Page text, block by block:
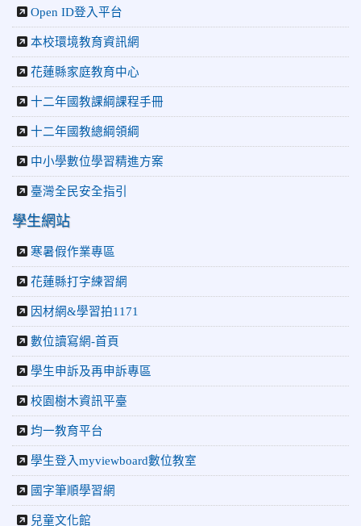
2026-04-30 讓愛閃閃發光！中正國小「小老闆大市集」愛心
捐助光復國小
Open ID登入平台
本校環境教育資訊網
花蓮縣家庭教育中心
十二年國教課綱課程手冊
十二年國教總綱領綱
中小學數位學習精進方案
臺灣全民安全指引
學生網站
寒暑假作業專區
花蓮縣打字練習網
因材網&學習拍1171
數位讀寫網-首頁
學生申訴及再申訴專區
校園樹木資訊平臺
均一教育平台
學生登入myviewboard數位教室
國字筆順學習網
兒童文化館